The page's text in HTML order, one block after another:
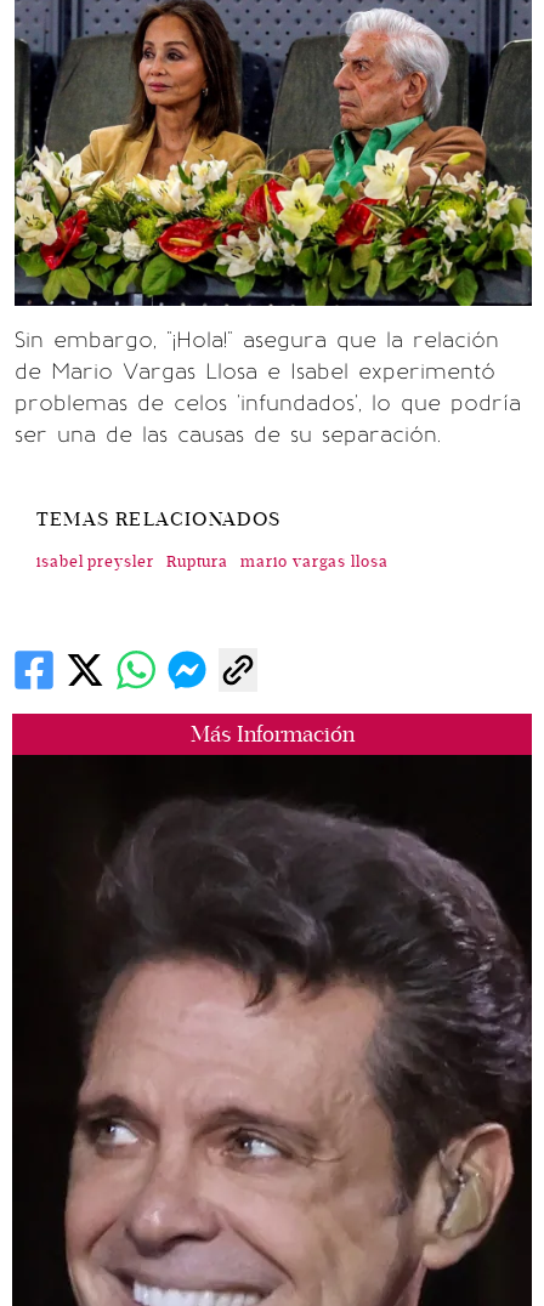
Más Información
Sin embargo, "¡Hola!" asegura que la relación
de Mario Vargas Llosa e Isabel experimentó
problemas de celos 'infundados', lo que podría
ser una de las causas de su separación.
TEMAS RELACIONADOS
isabel preysler Ruptura mario vargas llosa